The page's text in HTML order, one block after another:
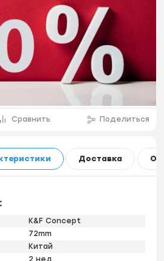
Сравнить Поделиться
Доставка
K&F Concept
72mm
Китай